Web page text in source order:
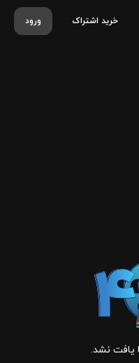
ورود خرید اشتراک
یافت نشد.